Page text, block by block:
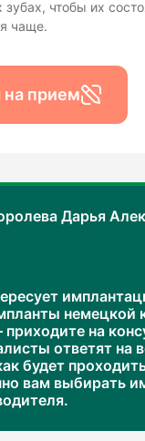
зубах, чтобы их
чаще.
на прием
Дарья
немецкой
на
ответят на
будет
вам выбирать